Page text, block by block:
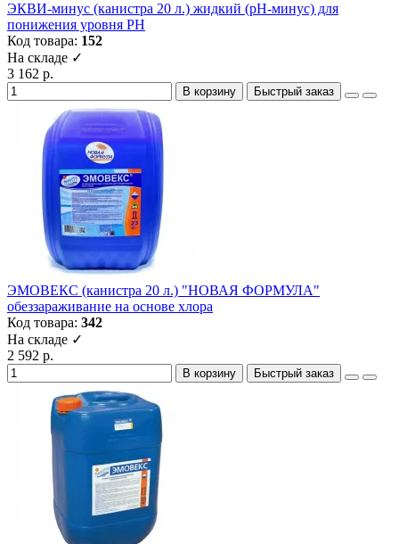
ЭКВИ-минус (канистра 20 л.) жидкий (рН-минус) для
понижения уровня РН
Код товара: 152
На складе ✓
3 162 р.
В корзину Быстрый заказ
ЭМОВЕКС (канистра 20 л.) "НОВАЯ ФОРМУЛА"
обеззараживание на основе хлора
Код товара: 342
На складе ✓
2 592 р.
В корзину Быстрый заказ